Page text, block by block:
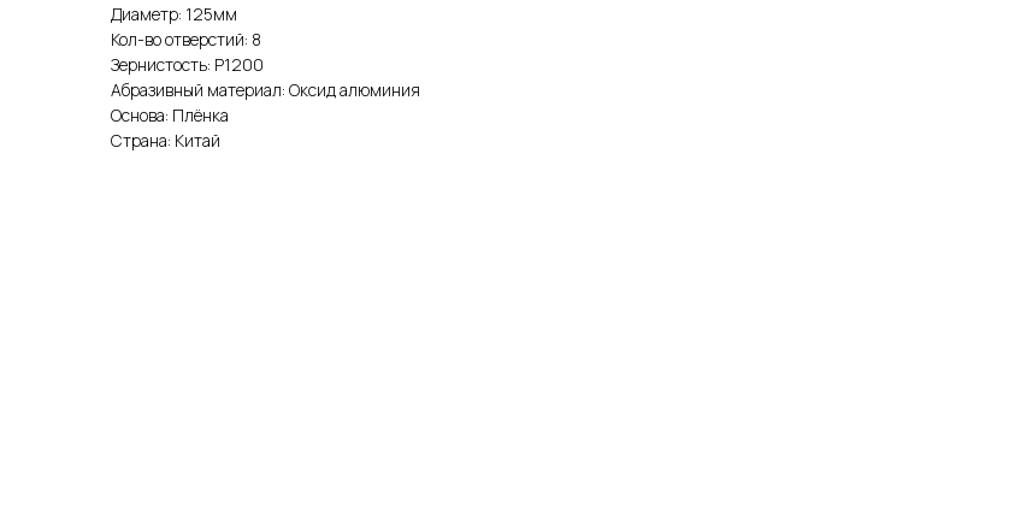
Диаметр: 125мм
Кол-во отверстий: 8
Зернистость: Р1200
Абразивный материал: Оксид алюминия
Основа: Плёнка
Страна: Китай